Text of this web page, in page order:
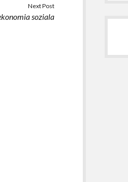
Next Post
soziala